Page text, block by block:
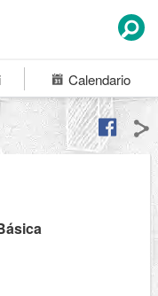
Calendario